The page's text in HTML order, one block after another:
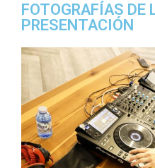
FOTOGRAFÍAS DE
PRESENTACIÓN